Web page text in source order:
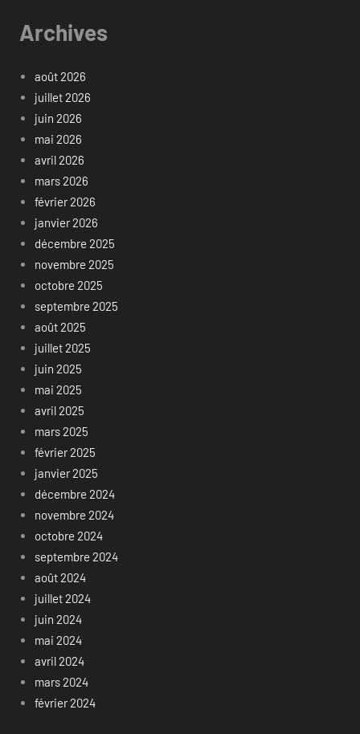
Archives
août 2026
juillet 2026
juin 2026
mai 2026
avril 2026
mars 2026
février 2026
janvier 2026
décembre 2025
novembre 2025
octobre 2025
septembre 2025
août 2025
juillet 2025
juin 2025
mai 2025
avril 2025
mars 2025
février 2025
janvier 2025
décembre 2024
novembre 2024
octobre 2024
septembre 2024
août 2024
juillet 2024
juin 2024
mai 2024
avril 2024
mars 2024
février 2024